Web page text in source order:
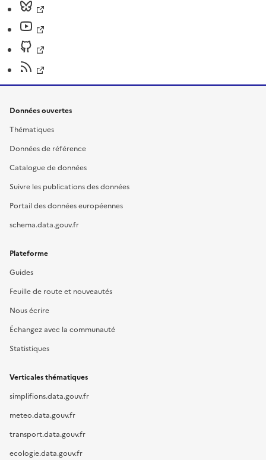
Données ouvertes
Thématiques
Données de référence
Catalogue de données
Suivre les publications des données
Portail des données européennes
schema.data.gouv.fr
Plateforme
Guides
Feuille de route et nouveautés
Nous écrire
Échangez avec la communauté
Statistiques
Verticales thématiques
simplifions.data.gouv.fr
meteo.data.gouv.fr
transport.data.gouv.fr
ecologie.data.gouv.fr